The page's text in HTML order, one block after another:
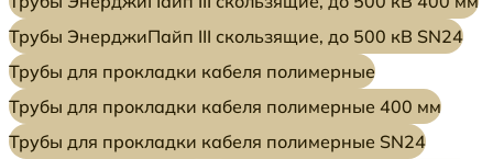
Трубы ЭнерджиПайп III скользящие, до 500 кВ SN24
Трубы для прокладки кабеля полимерные
Трубы для прокладки кабеля полимерные 400 мм
Трубы для прокладки кабеля полимерные SN24